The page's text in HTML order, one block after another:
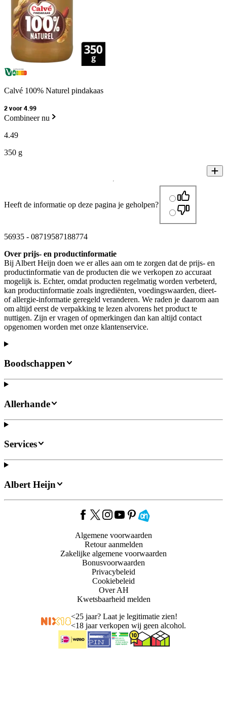
Calvé 100% Naturel pindakaas
2 voor 4.99
Combineer nu
4.49
350 g
Heeft de informatie op deze pagina je geholpen?
56935 - 08719587188774
Over prijs- en productinformatie
Bij Albert Heijn doen we er alles aan om te zorgen dat de prijs- en
productinformatie van de producten die we verkopen zo accuraat
mogelijk is. Echter, omdat producten regelmatig worden verbeterd,
kan productinformatie zoals ingrediënten, voedingswaarden, dieet-
of allergie-informatie geregeld veranderen. We raden je daarom aan
om altijd eerst de verpakking te lezen alvorens het product te
nuttigen. Zijn er vragen of opmerkingen dan kan altijd contact
opgenomen worden met onze klantenservice.
Boodschappen
Allerhande
Services
Albert Heijn
Algemene voorwaarden
Retour aanmelden
Zakelijke algemene voorwaarden
Bonusvoorwaarden
Privacybeleid
Cookiebeleid
Over AH
Kwetsbaarheid melden
<25 jaar? Laat je legitimatie zien!
<18 jaar verkopen wij geen alcohol.